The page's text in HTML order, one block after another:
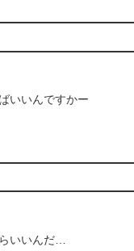
いいんですかー
いいんだ…